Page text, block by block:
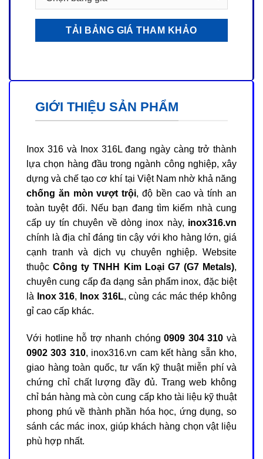
GIỚI THIỆU SẢN PHẨM
Inox 316 và Inox 316L đang ngày càng trở thành
lựa chọn hàng đầu trong ngành công nghiệp, xây
dựng và chế tạo cơ khí tại Việt Nam nhờ khả năng
chống ăn mòn vượt trội, độ bền cao và tính an
toàn tuyệt đối. Nếu bạn đang tìm kiếm nhà cung
cấp uy tín chuyên về dòng inox này, inox316.vn
chính là địa chỉ đáng tin cậy với kho hàng lớn, giá
cạnh tranh và dịch vụ chuyên nghiệp. Website
thuộcCông ty TNHH Kim Loại G7 (G7 Metals),
chuyên cung cấp đa dạng sản phẩm inox, đặc biệt
là
Inox 316, Inox 316L, cùng các mác thép không
gỉ cao cấp khác.
Với hotline hỗ trợ nhanh chóng0909 304 310 và
0902 303 310, inox316.vn cam kết hàng sẵn kho,
giao hàng toàn quốc, tư vấn kỹ thuật miễn phí và
chứng chỉ chất lượng đầy đủ. Trang web không
chỉ bán hàng mà còn cung cấp kho tài liệu kỹ thuật
phong phú về thành phần hóa học, ứng dụng, so
sánh các mác inox, giúp khách hàng chọn vật liệu
phù hợp nhất.